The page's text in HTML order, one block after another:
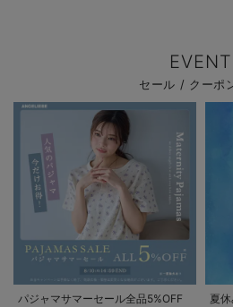
EVENT
セール / クーポ
パジャマサマーセール全品5%OFF
夏